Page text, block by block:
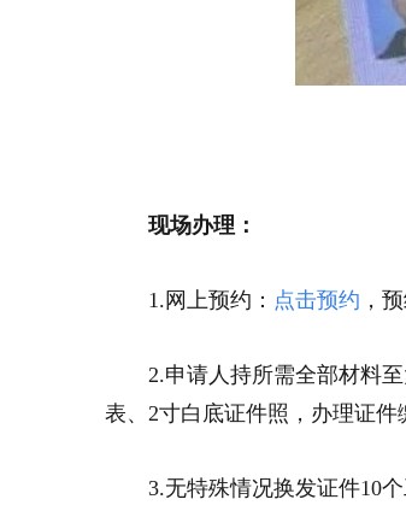
现场办理：
1.网上预约： 点击预约 ，
2.申请人持所需全部材料
表、2寸白底证件照，办理证件
3.无特殊情况换发证件10